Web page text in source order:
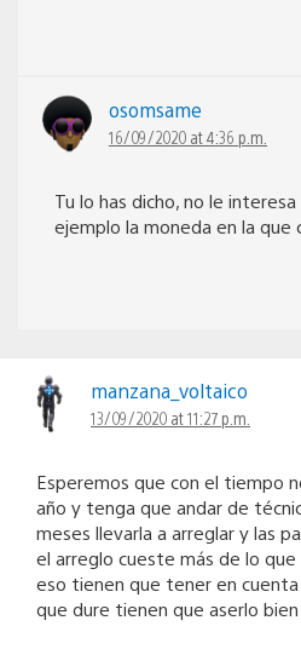
osomsame
16/09/2020 at 4:36 p.m.
Tu lo has dicho, no le
ejemplo la moneda en la que
manzana_voltaico
13/09/2020 at 11:27 p.m.
Esperemos que con el tiempo
año y tenga que andar de
meses llevarla a arreglar y las
el arreglo cueste más de lo
eso tienen que tener en cuenta
que dure tienen que aserlo bien